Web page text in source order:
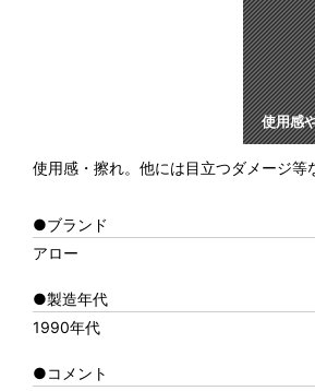
使用感
使用感・擦れ。他には目立つダメージ等
●ブランド
アロー
●製造年代
1990年代
●コメント